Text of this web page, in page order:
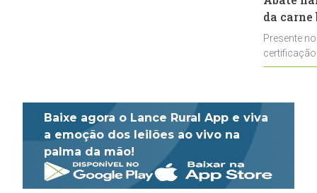
da
Presente
Baixe agora o Lance Rural App e viva
a emoção dos leilões ao vivo na
palma da mão!